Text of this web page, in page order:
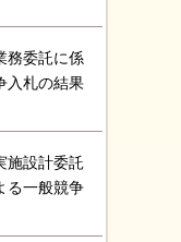
務委託に係
入札の結果
施設計委託
る一般競争